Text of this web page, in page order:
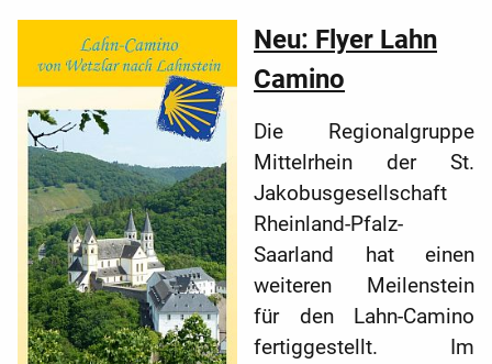
Neu: Flyer Lahn
Camino
Die Regionalgruppe
Mittelrhein der St.
Jakobusgesellschaft
Rheinland-Pfalz-
Saarland hat einen
weiteren Meilenstein
für den Lahn-Camino
fertiggestellt. Im